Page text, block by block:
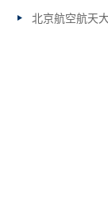
北京航空航天